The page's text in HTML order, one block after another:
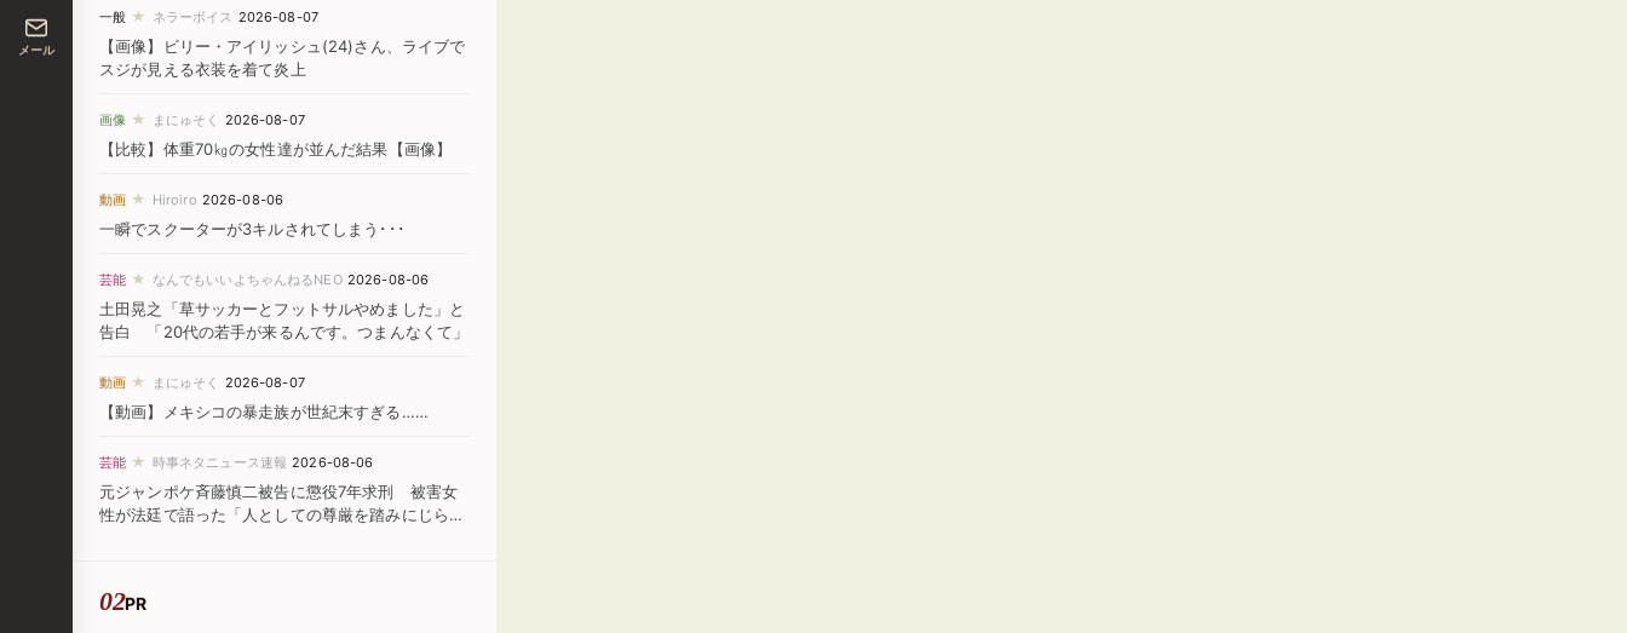
メール
一般 ★ ネラーボイス 2026-08-07
【画像】ビリー・アイリッシュ(24)さん、ライブで
スジが見える衣装を着て炎上
画像 ★ まにゅそく 2026-08-07
【比較】体重70㎏の女性達が並んだ結果【画像】
動画 ★ Hiroiro 2026-08-06
一瞬でスクーターが3キルされてしまう･･･
芸能 ★ なんでもいいよちゃんねるNEO 2026-08-06
土田晃之「草サッカーとフットサルやめました」と
告白 「20代の若手が来るんです。つまんなくて」
動画 ★ まにゅそく 2026-08-07
【動画】メキシコの暴走族が世紀末すぎる……
芸能 ★ 時事ネタニュース速報 2026-08-06
元ジャンポケ斉藤慎二被告に懲役7年求刑 被害女
性が法廷で語った「人としての尊厳を踏みにじられ
PR